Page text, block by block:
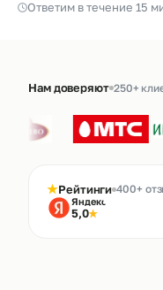
Ответим в течение 15
Нам доверяют 250+
★Рейтинги 400+
Яндекс
5,0★